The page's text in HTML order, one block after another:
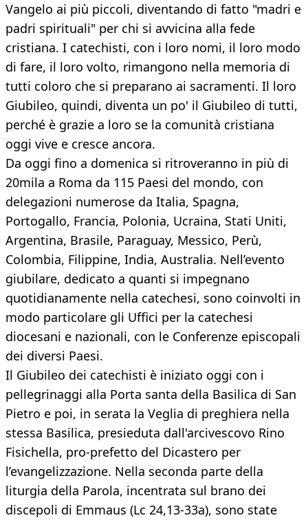
Vangelo ai più piccoli, diventando di fatto "madri e
padri spirituali" per chi si avvicina alla fede
cristiana. I catechisti, con i loro nomi, il loro modo
di fare, il loro volto, rimangono nella memoria di
tutti coloro che si preparano ai sacramenti. Il loro
Giubileo, quindi, diventa un po' il Giubileo di tutti,
perché è grazie a loro se la comunità cristiana
oggi vive e cresce ancora.
Da oggi fino a domenica si ritroveranno in più di
20mila a Roma da 115 Paesi del mondo, con
delegazioni numerose da Italia, Spagna,
Portogallo, Francia, Polonia, Ucraina, Stati Uniti,
Argentina, Brasile, Paraguay, Messico, Perù,
Colombia, Filippine, India, Australia. Nell’evento
giubilare, dedicato a quanti si impegnano
quotidianamente nella catechesi, sono coinvolti in
modo particolare gli Uffici per la catechesi
diocesani e nazionali, con le Conferenze episcopali
dei diversi Paesi.
Il Giubileo dei catechisti è iniziato oggi con i
pellegrinaggi alla Porta santa della Basilica di San
Pietro e poi, in serata la Veglia di preghiera nella
stessa Basilica, presieduta dall'arcivescovo Rino
Fisichella, pro-prefetto del Dicastero per
l’evangelizzazione. Nella seconda parte della
liturgia della Parola, incentrata sul brano dei
discepoli di Emmaus (Lc 24,13-33a), sono state